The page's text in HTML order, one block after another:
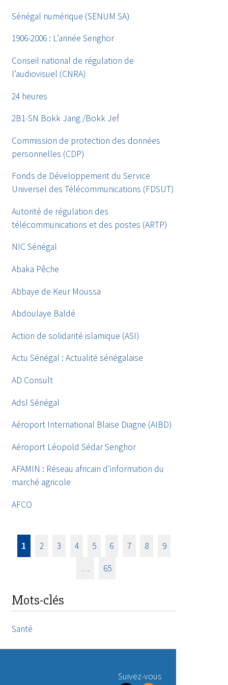
Sénégal numérique (SENUM SA)
1906-2006 : L’année Senghor
Conseil national de régulation de
l’audiovisuel (CNRA)
24 heures
2B1-SN Bokk Jang /Bokk Jef
Commission de protection des données
personnelles (CDP)
Fonds de Développement du Service
Universel des Télécommunications (FDSUT)
Autorité de régulation des
télécommunications et des postes (ARTP)
NIC Sénégal
Abaka Pêche
Abbaye de Keur Moussa
Abdoulaye Baldé
Action de solidarité islamique (ASI)
Actu Sénégal : Actualité sénégalaise
AD Consult
Adsl Sénégal
Aéroport International Blaise Diagne (AIBD)
Aéroport Léopold Sédar Senghor
AFAMIN : Réseau africain d’information du
marché agricole
AFCO
1 2 3 4 5 6 7 8
9
…
65
Mots-clés
Santé
Suivez-vous